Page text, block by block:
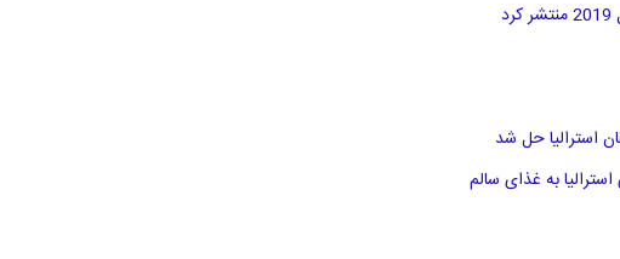
به غذای سالم